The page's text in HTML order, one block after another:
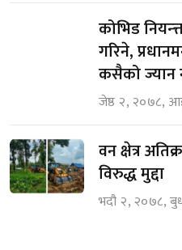
कोभिड
गरिने,
कसैको
जेष्ठ २, २०७८,
वन क्षेत्र
विरुद्ध मुद्दा
भदौ २, २०७८,